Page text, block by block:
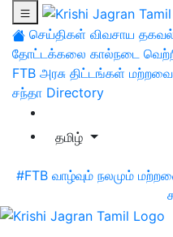
செய்திகள் விவசாய
தோட்டக்கலை கால்நடை
FTB அரசு திட்டங்கள்
சந்தா Directory
தமிழ்
#FTB வாழ்வும் நலமும்